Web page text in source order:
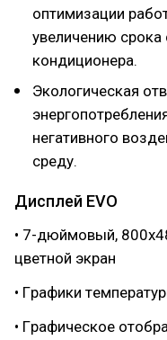
оптимизации
увеличению
кондиционера.
Экологическая
негативного
среду.
Диcплeй EVO
• 7-дюймoвый,
цвeтнoй экpaн
• Гpaфики
• Гpaфичecкoe